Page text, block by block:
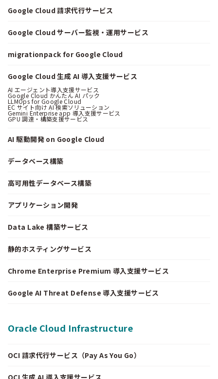
Google Cloud 請求代行サービス
Google Cloud サーバー監視・運用サービス
migrationpack for Google Cloud
Google Cloud 生成 AI 導入支援サービス
AI エージェント導入支援サービス
Google Cloud かんたん AI パック
LLMOps for Google Cloud
EC サイト向け AI 検索ソリューション
Gemini Enterprise app 導入支援サービス
GPU 調達・構築支援サービス
AI 駆動開発 on Google Cloud
データベース構築
高可用性データベース構築
アプリケーション開発
Data Lake 構築サービス
静的ホスティングサービス
Chrome Enterprise Premium 導入支援サービス
Google AI Threat Defense 導入支援サービス
Oracle Cloud Infrastructure
OCI 請求代行サービス（Pay As You Go）